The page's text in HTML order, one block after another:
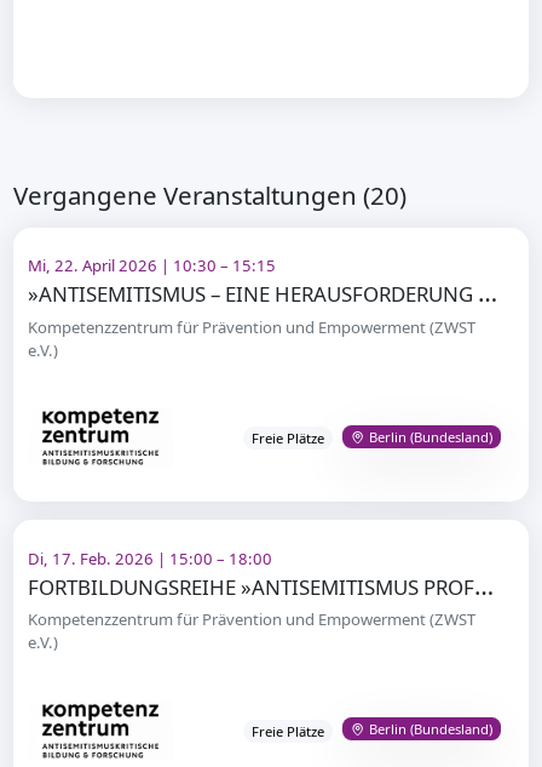
Vergangene Veranstaltungen (20)
Mi, 22. April 2026 | 10:30 – 15:15
»
ANTISEMITISMUS – EINE HERAUSFORDERUNG FÜR DIE KITA?
Kompetenzzentrum für Prävention und Empowerment (ZWST
e.V.)
Freie Plätze Berlin (Bundesland)
Di, 17. Feb. 2026 | 15:00 – 18:00
F
ORTBILDUNGSREIHE »ANTISEMITISMUS PROFESSIONELL BEGEGNEN«
Kompetenzzentrum für Prävention und Empowerment (ZWST
e.V.)
Freie Plätze Berlin (Bundesland)